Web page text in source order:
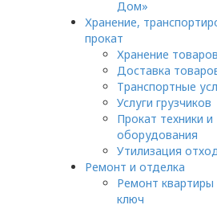
Дом»
Хранение,
прокат
Хранение товаров
Доставка
Транспортные
Услуги грузчиков
Прокат техники и
оборудования
Утилизация
Ремонт и отделка
Ремонт
ключ